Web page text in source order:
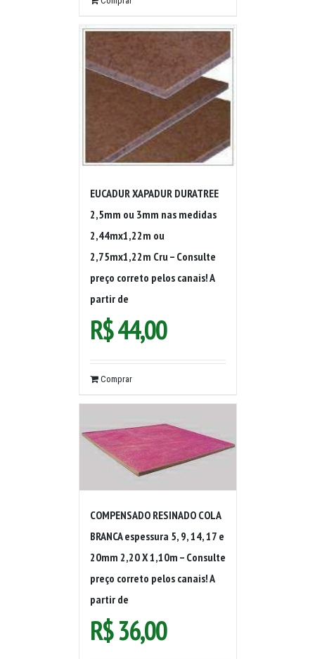
EUCADUR XAPADUR DURATREE
2,5mm ou 3mm nas medidas
2,44mx1,22m ou
2,75mx1,22m Cru – Consulte
preço correto pelos canais! A
partir de
R$44,00
Comprar
COMPENSADO RESINADO COLA
BRANCA espessura 5, 9, 14, 17 e
20mm 2,20 X 1,10m – Consulte
preço correto pelos canais! A
partir de
R$36,00